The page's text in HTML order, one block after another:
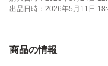
出品日時： 2026年5月11日
商品の情報